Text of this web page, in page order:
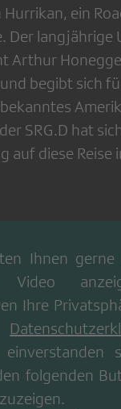
Hurrikan, ein
Der langjährige
Arthur
begibt sich
SRG.D hat
auf diese Reise
Ihnen
Video
Ihre
einverstanden
folgenden